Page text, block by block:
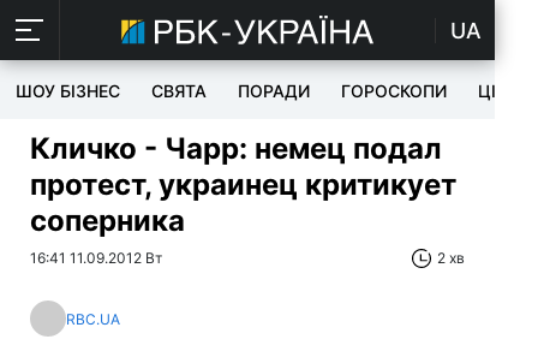
UA
ШОУ БІЗНЕС СВЯТА ПОРАДИ ГОРОСКОПИ ЦІКАВЕ
Кличко - Чарр: немец подал
протест, украинец критикует
соперника
16:41 11.09.2012 Вт 2 хв
RBC.UA